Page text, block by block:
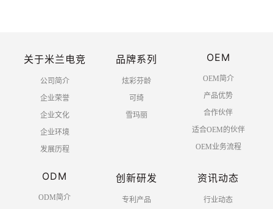
关于米兰电竞
公司简介
企业荣誉
企业文化
企业环境
发展历程
品牌系列
炫彩芬龄
可绮
雪玛丽
OEM
OEM简介
产品优势
合作伙伴
适合OEM的伙伴
OEM业务流程
ODM
ODM简介
创新研发
专利产品
资讯动态
行业动态